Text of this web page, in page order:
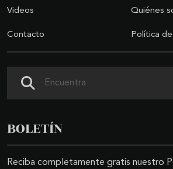
Videos Quiénes
Contacto Política
BOLETÍN
Reciba completamente gratis nuestro